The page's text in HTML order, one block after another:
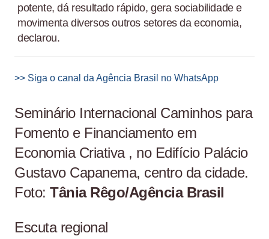
potente, dá resultado rápido, gera sociabilidade e
movimenta diversos outros setores da economia,
declarou.
>> Siga o canal da Agência Brasil no WhatsApp
Seminário Internacional Caminhos para
Fomento e Financiamento em
Economia Criativa , no Edifício Palácio
Gustavo Capanema, centro da cidade.
Foto: Tânia Rêgo/Agência Brasil
Escuta regional